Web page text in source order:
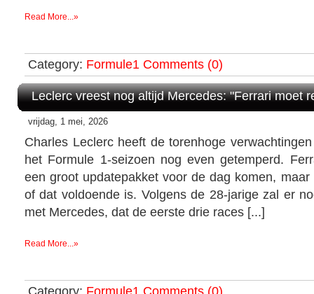
Read More...»
Category: Formule1 Comments (0)
Leclerc vreest nog altijd Mercedes: "Ferrari moet
vrijdag, 1 mei, 2026
Charles Leclerc heeft de torenhoge
het Formule 1-seizoen nog even getemperd.
een groot updatepakket voor de dag komen,
of dat voldoende is. Volgens de 28-jarige zal er
met Mercedes, dat de eerste drie races [...]
Read More...»
Category: Formule1 Comments (0)